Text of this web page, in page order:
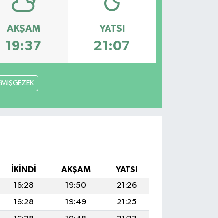
AKŞAM
19:37
YATSI
21:07
İKINDI AKŞAM
YATSI
16:28
19:50
21:26
16:28
19:49
21:25